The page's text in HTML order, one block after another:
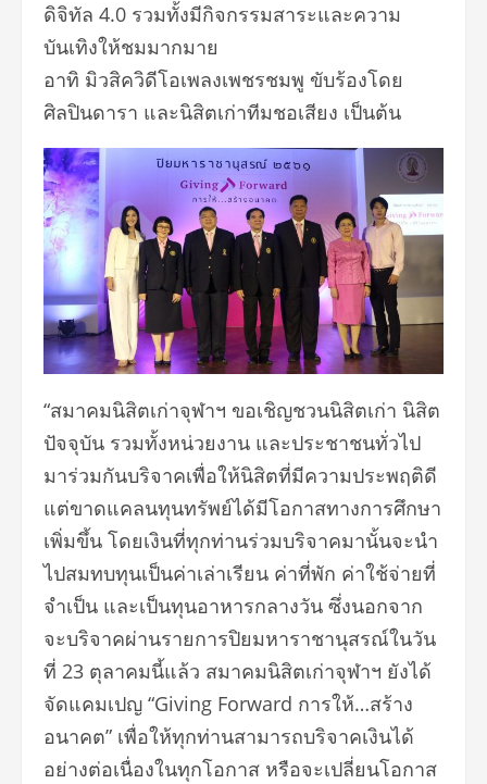
ดิจิทัล 4.0 รวมทั้งมีกิจกรรมสาระและความ
บันเทิงให้ชมมากมาย
อาทิ มิวสิควิดีโอเพลงเพชรชมพู ขับร้องโดย
ศิลปินดารา และนิสิตเก่าทีมชอเสียง เป็นต้น
“สมาคมนิสิตเก่าจุฬาฯ ขอเชิญชวนนิสิตเก่า นิสิต
ปัจจุบัน รวมทั้งหน่วยงาน และประชาชนทั่วไป
มาร่วมกันบริจาคเพื่อให้นิสิตที่มีความประพฤติดี
แต่ขาดแคลนทุนทรัพย์ได้มีโอกาสทางการศึกษา
เพิ่มขึ้น โดยเงินที่ทุกท่านร่วมบริจาคมานั้นจะนำ
ไปสมทบทุนเป็นค่าเล่าเรียน ค่าที่พัก ค่าใช้จ่ายที่
จำเป็น และเป็นทุนอาหารกลางวัน ซึ่งนอกจาก
จะบริจาคผ่านรายการปิยมหาราชานุสรณ์ในวัน
ที่ 23 ตุลาคมนี้แล้ว สมาคมนิสิตเก่าจุฬาฯ ยังได้
จัดแคมเปญ “Giving Forward การให้…สร้าง
อนาคต” เพื่อให้ทุกท่านสามารถบริจาคเงินได้
อย่างต่อเนื่องในทุกโอกาส หรือจะเปลี่ยนโอกาส